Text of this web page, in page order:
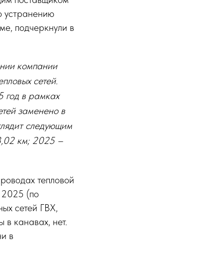
устранению
подчеркнули в
компании
сетей.
год в рамках
заменено в
следующим
км; 2025 –
тепловой
(по
сетей ГВХ,
канавах, нет.
в